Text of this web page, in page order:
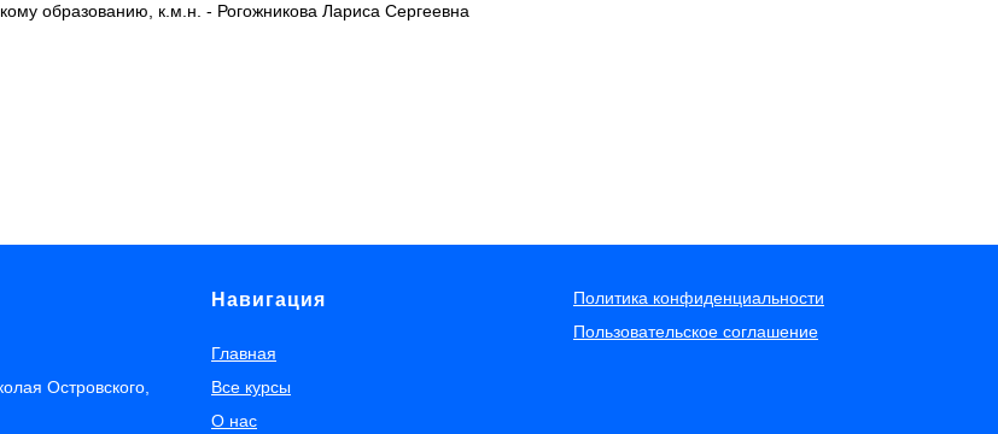
образованию, к.м.н. - Рогожникова Лариса Сергеевна
Островского,
Навигация
Главная
Все курсы
О нас
Политика конфиденциальности
Пользовательское соглашение